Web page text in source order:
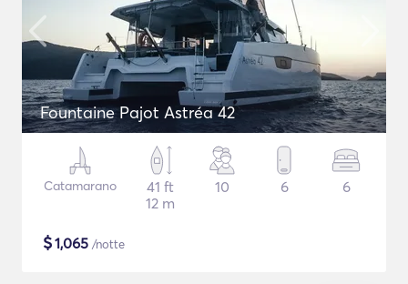
Fountaine Pajot Astréa 42
Catamarano
41 ft
12 m
10 6 6
$1,065 /notte